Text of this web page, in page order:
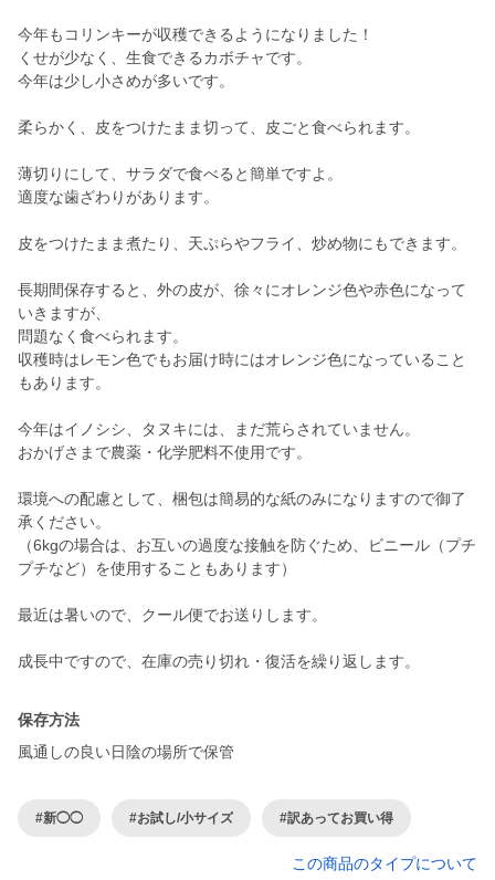
今年もコリンキーが収穫できるようになりました！
くせが少なく、生食できるカボチャです。
今年は少し小さめが多いです。
柔らかく、皮をつけたまま切って、皮ごと食べられます。
薄切りにして、サラダで食べると簡単ですよ。
適度な歯ざわりがあります。
皮をつけたまま煮たり、天ぷらやフライ、炒め物にもできます。
長期間保存すると、外の皮が、徐々にオレンジ色や赤色になって
いきますが、
問題なく食べられます。
収穫時はレモン色でもお届け時にはオレンジ色になっていること
もあります。
今年はイノシシ、タヌキには、まだ荒らされていません。
おかげさまで農薬・化学肥料不使用です。
環境への配慮として、梱包は簡易的な紙のみになりますので御了
承ください。
（6kgの場合は、お互いの過度な接触を防ぐため、ビニール（プチ
プチなど）を使用することもあります）
最近は暑いので、クール便でお送りします。
成長中ですので、在庫の売り切れ・復活を繰り返します。
保存方法
風通しの良い日陰の場所で保管
#新◯◯ #お試し/小サイズ #訳あってお買い得
この商品のタイプについて